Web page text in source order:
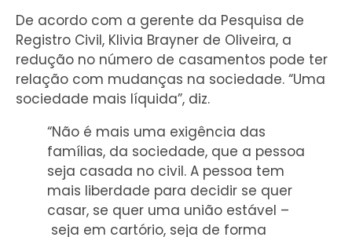
De acordo com a gerente da Pesquisa de
Registro Civil, Klivia Brayner de Oliveira, a
redução no número de casamentos pode ter
relação com mudanças na sociedade. “Uma
sociedade mais líquida”, diz.
“Não é mais uma exigência das
famílias, da sociedade, que a pessoa
seja casada no civil. A pessoa tem
mais liberdade para decidir se quer
casar, se quer uma união estável –
seja em cartório, seja de forma